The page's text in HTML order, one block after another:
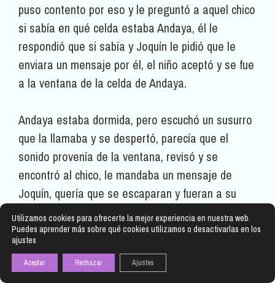
puso contento por eso y le preguntó a aquel chico
si sabía en qué celda estaba Andaya, él le
respondió que si sabía y Joquín le pidió que le
enviara un mensaje por él, el niño aceptó y se fue
a la ventana de la celda de Andaya.
Andaya estaba dormida, pero escuchó un susurro
que la llamaba y se despertó, parecía que el
sonido provenía de la ventana, revisó y se
encontró al chico, le mandaba un mensaje de
Joquín, quería que se escaparan y fueran a su
pueblo, pues estaba seguro de que los aceptarían
ahí, Andaya se emocionó por la idea y agradeció
al niño por llevarle el mensaje y le pidió que le
confirmara a Joquín su idea.
Utilizamos cookies para ofrecerte la mejor experiencia en nuestra web.
Puedes aprender más sobre qué cookies utilizamos o desactivarlas en los
ajustes
Aceptar Rechazar Ajustes